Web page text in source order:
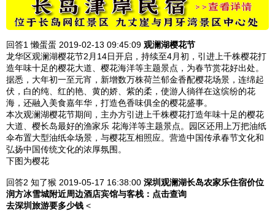
回答1 懒蛋蛋 2019-02-13 09:45:09 观澜湖樱花节
龙华区观澜湖樱花节2月14日开启，持续至4月初，引进上千株樱花打
造年味十足的樱花大道、樱花海洋等主题景点，为春节赏花好出处。
据悉，大年初一至元宵，新增数万株荷兰郁金香配樱花场景，连绵起
伏，白的纯、红的艳、黄的娇、紫的柔，使游人徜徉在这缤纷的花
海，还融入美食嘉年华，打造色香味俱全的樱花盛事。
本次观澜湖樱花节期间，主办方引进上千株樱花打造年味十足的樱花
大道、樱长岛最好的渔家乐 花海洋等主题景点。园区还用上万把油纸
伞布置大型油纸伞场景，与樱花互相照应。营造中国传承春节文化和
弘扬中国传统文化的浓厚氛围。
下图为樱花
回答2 知了猴 2019-05-17 16:38:00 深圳观澜湖长岛农家乐住宿价位
润方冰雪城附近周边酒店宾馆与客栈： 点击查询
去深圳旅游要多少钱 <